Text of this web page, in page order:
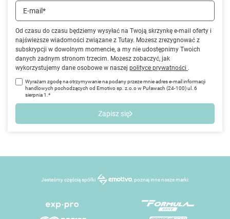
Od czasu do czasu będziemy wysyłać na Twoją skrzynkę e-mail oferty i
najświeższe wiadomości związane z Tutay. Możesz zrezygnować z
subskrypcji w dowolnym momencie, a my nie udostępnimy Twoich
danych żadnym stronom trzecim. Możesz zobaczyć, jak
wykorzystujemy dane osobowe w naszej polityce prywatności .
E-mail*
Wyrażam zgodę na otrzymywanie na podany przeze mnie adres e-mail informacji
handlowych pochodzących od Emotivo sp. z.o.o w Puławach (24-100) ul. 6
sierpnia 1.*
Zapisz się
Jesteśmy częścią spółki , poznaj inne nasze marki: